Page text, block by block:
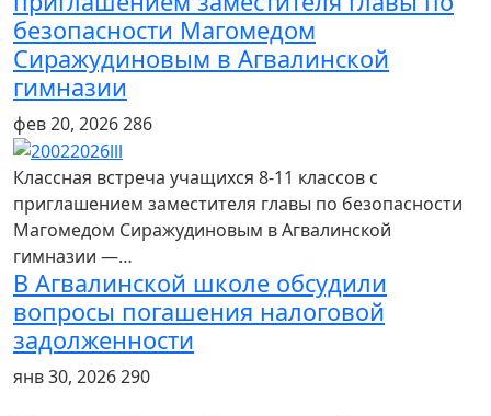
безопасности Магомедом
Сиражудиновым в Агвалинской
гимназии
фев 20, 2026286
Классная встреча учащихся 8-11 классов с
приглашением заместителя главы по безопасности
Магомедом Сиражудиновым в Агвалинской
гимназии —…
В Агвалинской школе обсудили
вопросы погашения налоговой
задолженности
янв 30, 2026290